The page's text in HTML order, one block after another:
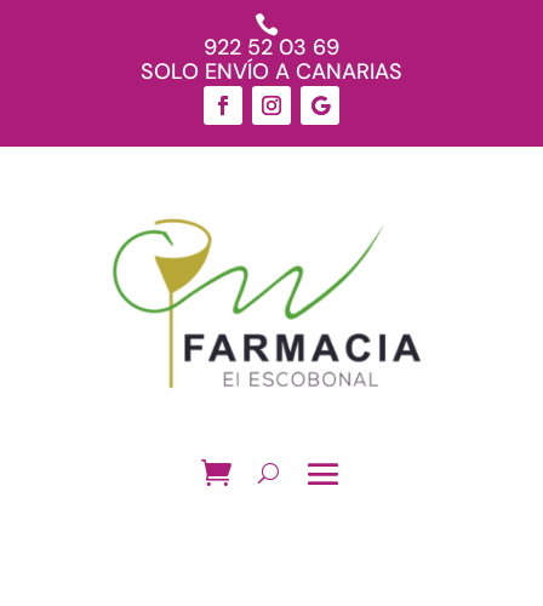

922 52 03 69
SOLO ENVÍO A CANARIAS